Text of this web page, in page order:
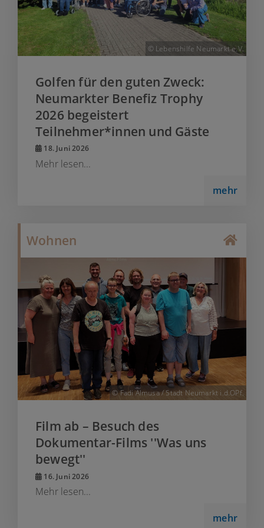
© Lebenshilfe Neumarkt e.V.
Golfen für den guten Zweck:
Neumarkter Benefiz Trophy
2026 begeistert
Teilnehmer*innen und Gäste
18. Juni 2026
Mehr lesen...
mehr
Wohnen
© Fadi Almusa / Stadt Neumarkt i.d.OPf.
Film ab – Besuch des
Dokumentar-Films ''Was uns
bewegt''
16. Juni 2026
Mehr lesen...
mehr